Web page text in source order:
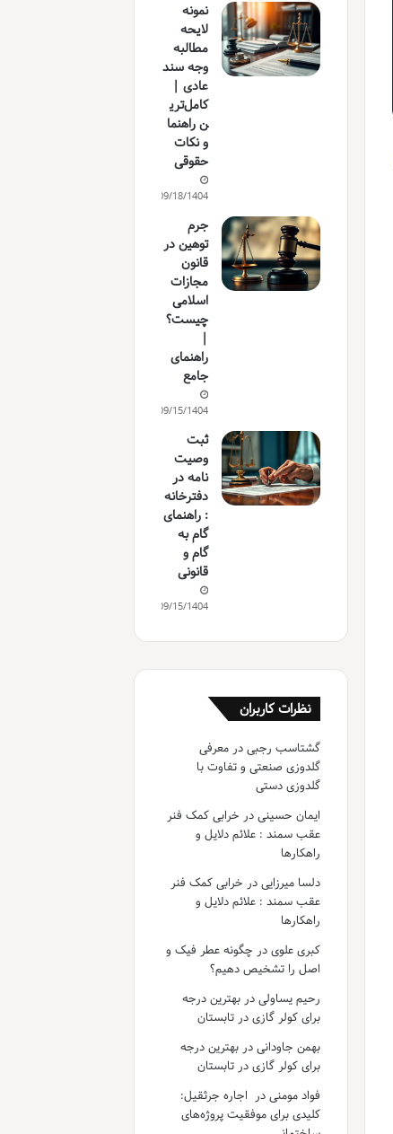
نمونه
لایحه
مطالبه
وجه سند
عادی |
کامل‌تری
ن راهنما
و نکات
حقوقی
09/18/1404
جرم
توهین در
قانون
مجازات
اسلامی
چیست؟
|
راهنمای
جامع
09/15/1404
ثبت
وصیت
نامه در
دفترخانه
: راهنمای
گام به
گام و
قانونی
09/15/1404
نظرات کاربران
گشتاسب رجبیدر معرفی
گلدوزی صنعتی و تفاوت با
گلدوزی دستی
ایمان حسینیدر خرابی کمک فنر
عقب سمند : علائم دلایل و
راهکارها
دلسا میرزاییدر خرابی کمک فنر
عقب سمند : علائم دلایل و
راهکارها
کبری علویدر چگونه عطر فیک و
اصل را تشخیص دهیم؟
رحیم یساولیدر بهترین درجه
برای کولر گازی در تابستان
بهمن جاودانیدر بهترین درجه
برای کولر گازی در تابستان
فواد مومنیدر اجاره جرثقیل:
کلیدی برای موفقیت پروژه‌های